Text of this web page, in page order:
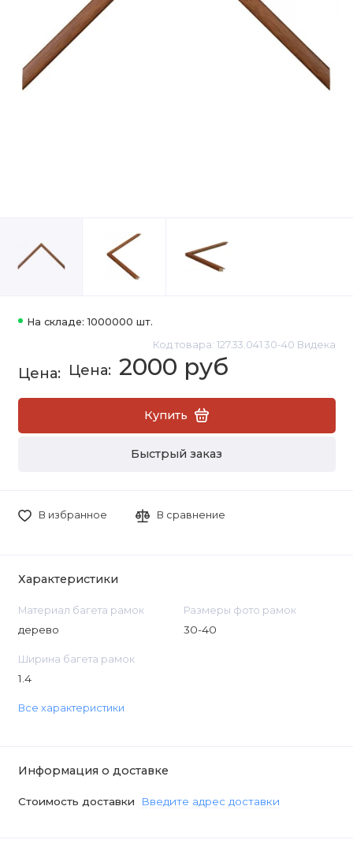
На складе: 1000000 шт.
Код товара: 127.33.041 30-40 Видека
2000 руб
Купить
Быстрый заказ
В избранное В сравнение
Характеристики
Материал багета рамок
дерево
Размеры фото рамок
30-40
Ширина багета рамок
1.4
Все характеристики
Информация о доставке
Стоимость доставки Введите адрес доставки